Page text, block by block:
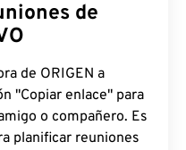
de
de ORIGEN a
"Copiar enlace" para
o compañero. Es
planificar reuniones